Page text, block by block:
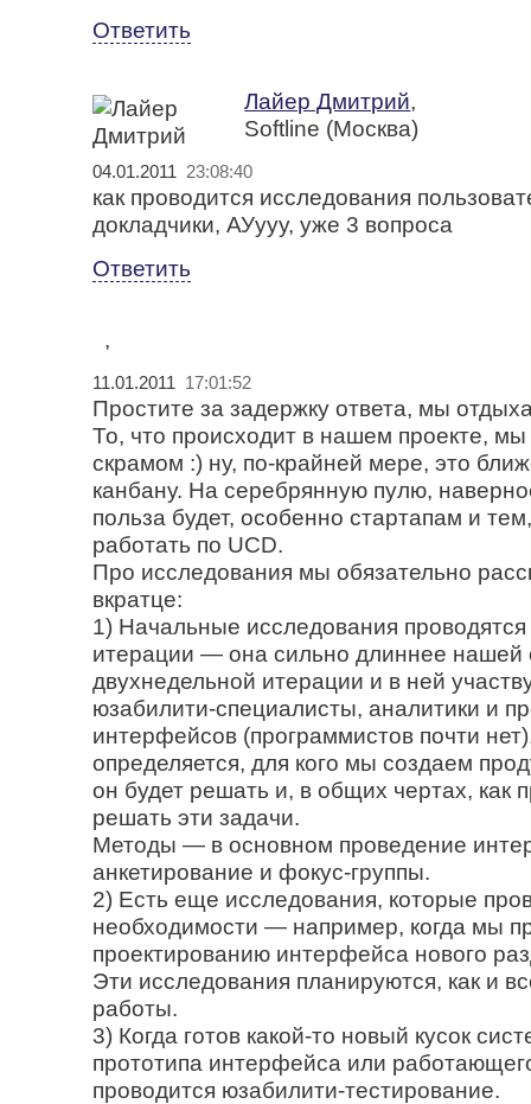
Ответить
Лайер Дмитрий,
Softline (Москва)
04.01.2011 23:08:40
как проводится исследования
докладчики, АУууу, уже 3 вопроса
Ответить
,
11.01.2011 17:01:52
Простите за задержку ответа, мы
То, что происходит в нашем проекте,
скрамом :) ну, по-крайней мере, это
канбану. На серебрянную пулю,
польза будет, особенно стартапам и
работать по UCD.
Про исследования мы обязательно
вкратце:
1) Начальные исследования
итерации — она сильно длиннее нашей
двухнедельной итерации и в ней
юзабилити-специалисты, аналитики и
интерфейсов (программистов почти
определяется, для кого мы создаем
он будет решать и, в общих чертах, как
решать эти задачи.
Методы — в основном проведение
анкетирование и фокус-группы.
2) Есть еще исследования, которые
необходимости — например, когда мы
проектированию интерфейса нового
Эти исследования планируются, как и
работы.
3) Когда готов какой-то новый кусок
прототипа интерфейса или
проводится юзабилити-тестирование.